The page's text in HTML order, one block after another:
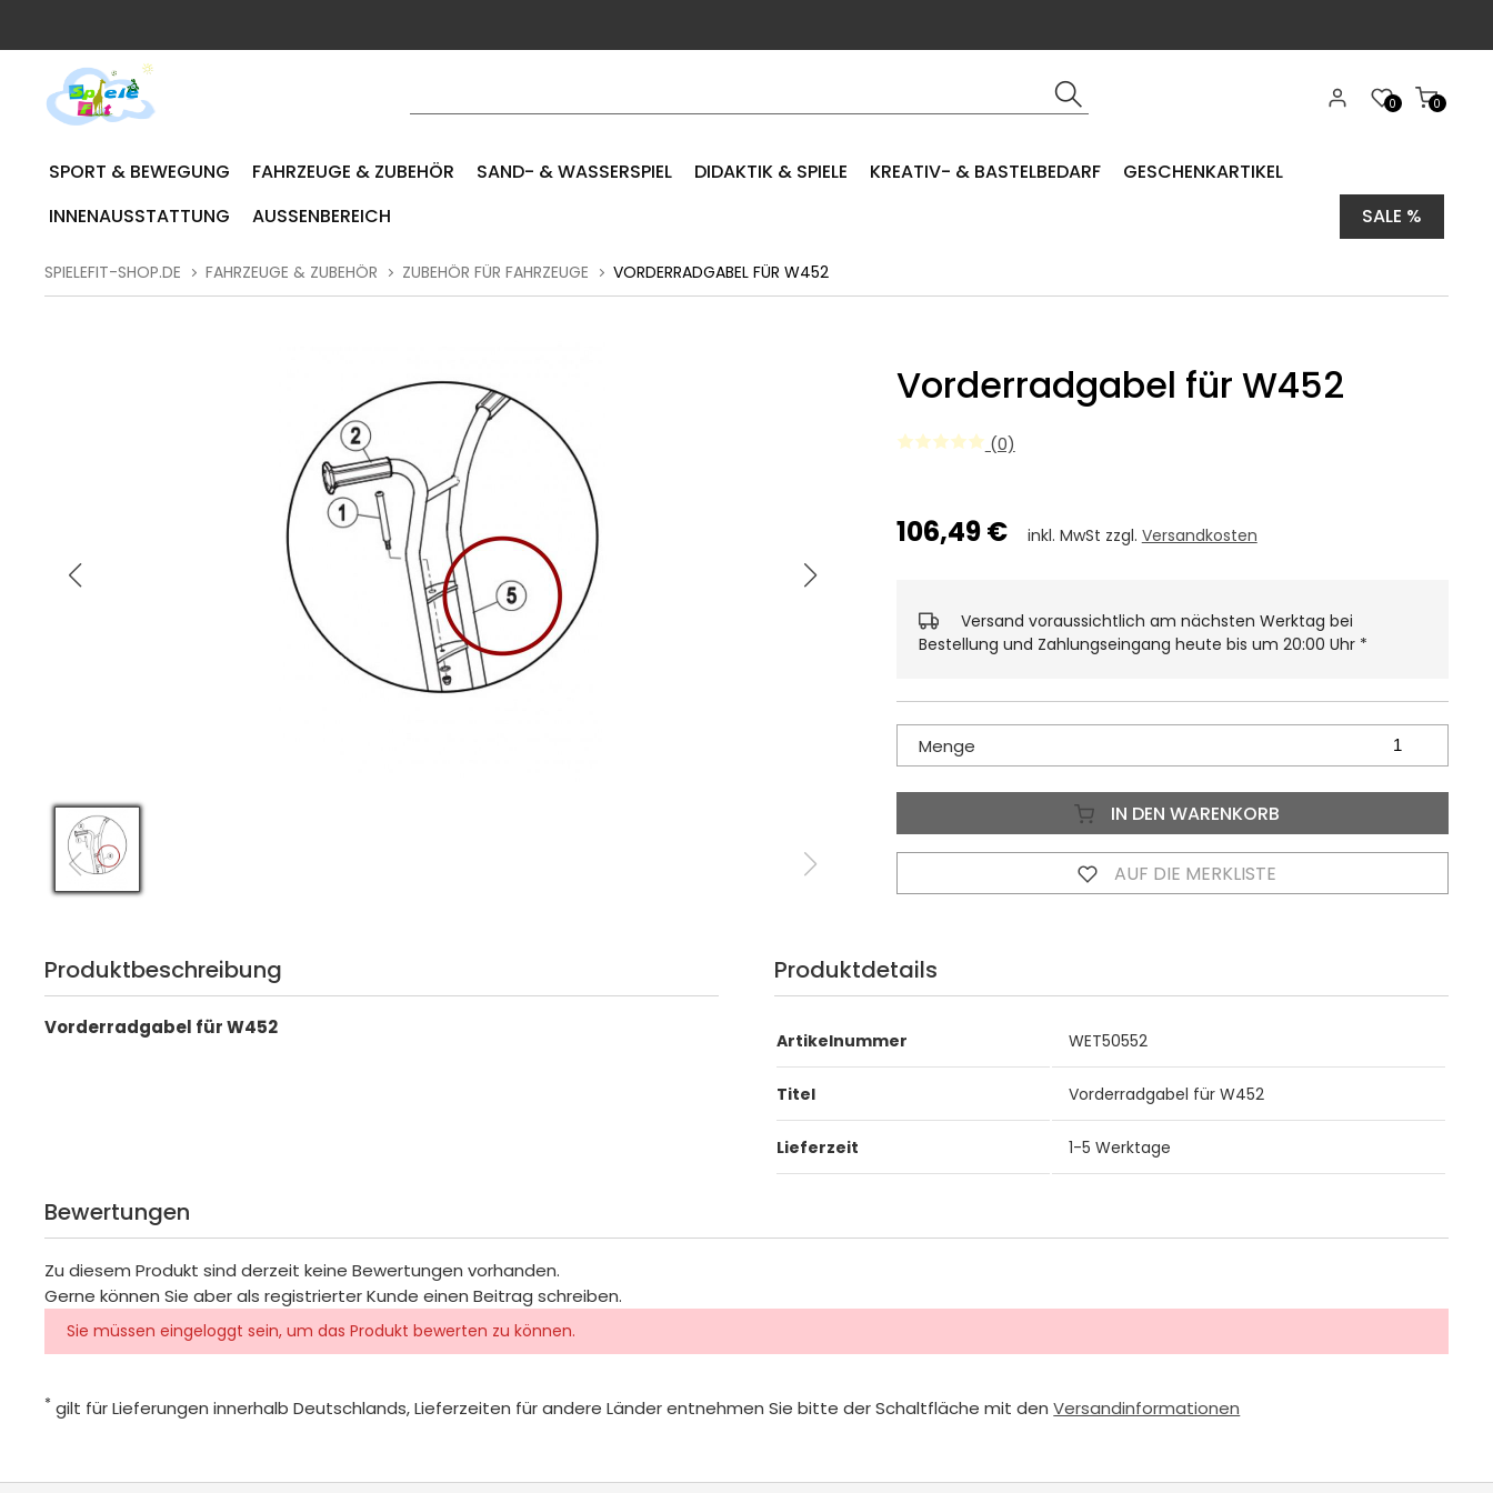
0
0
SPORT & BEWEGUNG FAHRZEUGE & ZUBEHÖR SAND- & WASSERSPIEL DIDAKTIK & SPIELE KREATIV- & BASTELBEDARF
GESCHENKARTIKEL
INNENAUSSTATTUNG
AUSSENBEREICH SALE %
SPIELEFIT-SHOP.DE FAHRZEUGE & ZUBEHÖR ZUBEHÖR FÜR FAHRZEUGE VORDERRADGABEL FÜR W452
Vorderradgabel für W452
(0)
106,49 € inkl. MwSt zzgl. Versandkosten
Versand voraussichtlich am nächsten Werktag bei
Bestellung und Zahlungseingang heute bis um 20:00 Uhr *
Menge
IN DEN WARENKORB
AUF DIE MERKLISTE
Produktbeschreibung
Vorderradgabel für W452
Produktdetails
Artikelnummer WET50552
Titel Vorderradgabel für W452
Lieferzeit 1-5 Werktage
Bewertungen
Zu diesem Produkt sind derzeit keine Bewertungen vorhanden.
Gerne können Sie aber als registrierter Kunde einen Beitrag schreiben.
Sie müssen eingeloggt sein, um das Produkt bewerten zu können.
* gilt für Lieferungen innerhalb Deutschlands, Lieferzeiten für andere Länder entnehmen Sie bitte der Schaltfläche mit denVersandinformationen